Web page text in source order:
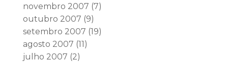
novembro 2007 (7)
outubro 2007 (9)
setembro 2007 (19)
agosto 2007 (11)
julho 2007 (2)